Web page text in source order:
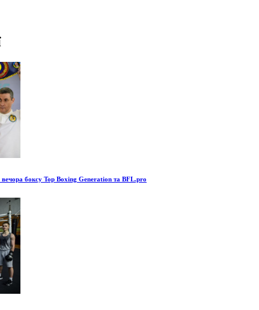
вечора боксу Top Boxing Generation та BFL.pro